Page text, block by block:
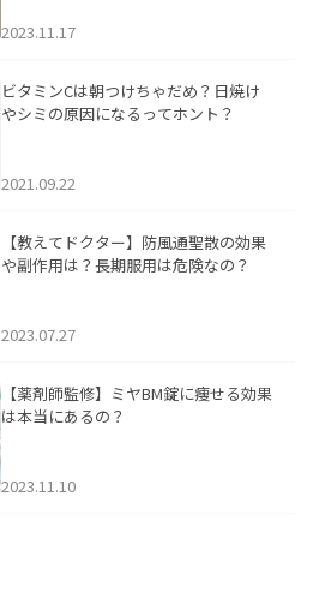
2023.11.17
ビタミンCは朝つけちゃだめ？日焼け
やシミの原因になるってホント？
2021.09.22
【教えてドクター】防風通聖散の効果
や副作用は？長期服用は危険なの？
2023.07.27
【薬剤師監修】ミヤBM錠に痩せる効果
は本当にあるの？
2023.11.10